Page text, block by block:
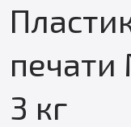
печати
3 кг